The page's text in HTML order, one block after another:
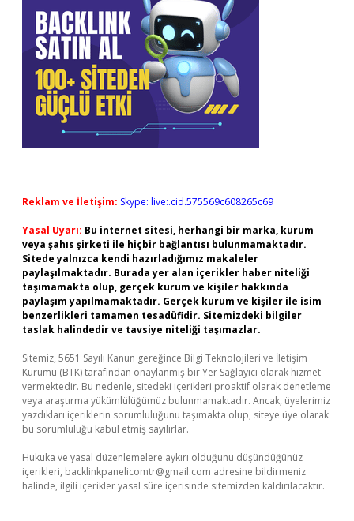
Reklam ve İletişim: Skype: live:.cid.575569c608265c69
Yasal Uyarı: Bu internet sitesi, herhangi bir marka, kurum
veya şahıs şirketi ile hiçbir bağlantısı bulunmamaktadır.
Sitede yalnızca kendi hazırladığımız makaleler
paylaşılmaktadır. Burada yer alan içerikler haber niteliği
taşımamakta olup, gerçek kurum ve kişiler hakkında
paylaşım yapılmamaktadır. Gerçek kurum ve kişiler ile isim
benzerlikleri tamamen tesadüfidir. Sitemizdeki bilgiler
taslak halindedir ve tavsiye niteliği taşımazlar.
Sitemiz, 5651 Sayılı Kanun gereğince Bilgi Teknolojileri ve İletişim
Kurumu (BTK) tarafından onaylanmış bir Yer Sağlayıcı olarak hizmet
vermektedir. Bu nedenle, sitedeki içerikleri proaktif olarak denetleme
veya araştırma yükümlülüğümüz bulunmamaktadır. Ancak, üyelerimiz
yazdıkları içeriklerin sorumluluğunu taşımakta olup, siteye üye olarak
bu sorumluluğu kabul etmiş sayılırlar.
Hukuka ve yasal düzenlemelere aykırı olduğunu düşündüğünüz
içerikleri, backlinkpanelicomtr@gmail.com adresine bildirmeniz
halinde, ilgili içerikler yasal süre içerisinde sitemizden kaldırılacaktır.